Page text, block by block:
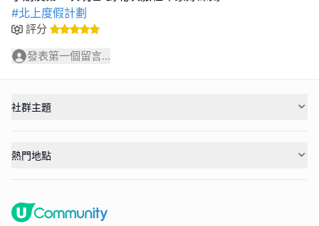
#北上度假計劃
評分
發表第一個留言...
社群主題
熱門地點